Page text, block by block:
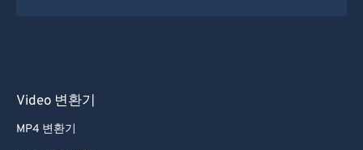
Video 변환기
MP4 변환기